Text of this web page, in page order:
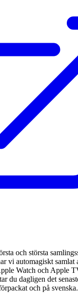
och största
vi automagiskt
Watch och Apple
du dagligen det
och på svenska.